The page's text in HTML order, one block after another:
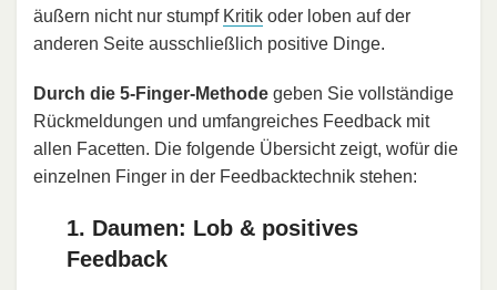
äußern nicht nur stumpf Kritik oder loben auf der
anderen Seite ausschließlich positive Dinge.
Durch die 5-Finger-Methode geben Sie vollständige
Rückmeldungen und umfangreiches Feedback mit
allen Facetten. Die folgende Übersicht zeigt, wofür die
einzelnen Finger in der Feedbacktechnik stehen:
1. Daumen: Lob & positives
Feedback